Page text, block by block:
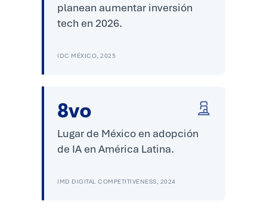
planean aumentar inversión
tech en 2026.
IDC MÉXICO, 2025
8vo
Lugar de México en adopción
de IA en América Latina.
IMD DIGITAL COMPETITIVENESS, 2024